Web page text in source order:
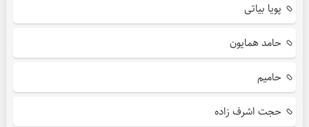
پویا بیاتی
حامد همایون
حامیم
حجت اشرف زاده